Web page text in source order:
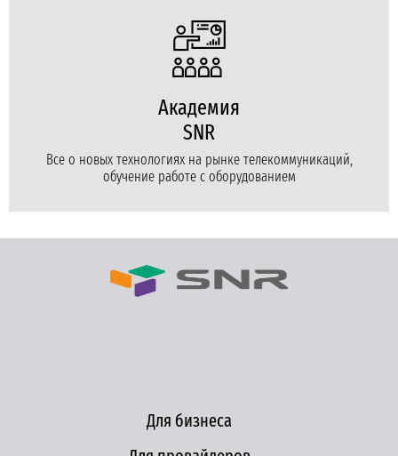
Академия
SNR
Все о новых технологиях на рынке телекоммуникаций,
обучение работе с оборудованием
Для бизнеса